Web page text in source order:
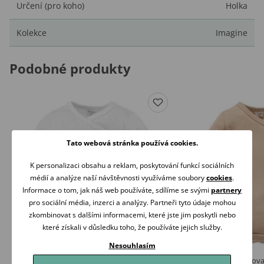
Určení (pro koho) Holka
Kolekce Imagine
Podobné produkty
PINOKIO Body
Tato webová stránka používá cookies.
K personalizaci obsahu a reklam, poskytování funkcí sociálních
médií a analýze naší návštěvnosti využíváme souborycookies.
Informace o tom, jak náš web používáte, sdílíme se svými partnery
pro sociální média, inzerci a analýzy. Partneři tyto údaje mohou
zkombinovat s dalšími informacemi, které jste jim poskytli nebo
které získali v důsledku toho, že používáte jejich služby.
Nesouhlasím